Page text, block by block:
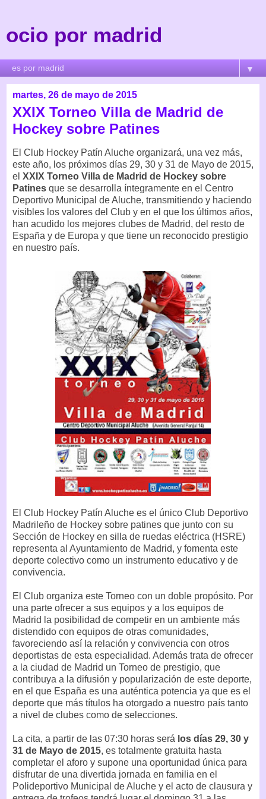
ocio por madrid
▼
martes, 26 de mayo de 2015
XXIX Torneo Villa de Madrid de
Hockey sobre Patines
El Club Hockey Patín Aluche organizará, una vez más,
este año, los próximos días 29, 30 y 31 de Mayo de 2015,
el XXIX Torneo Villa de Madrid de Hockey sobre
Patines que se desarrolla íntegramente en el Centro
Deportivo Municipal de Aluche, transmitiendo y haciendo
visibles los valores del Club y en el que los últimos años,
han acudido los mejores clubes de Madrid, del resto de
España y de Europa y que tiene un reconocido prestigio
en nuestro país.
El Club Hockey Patín Aluche es el único Club Deportivo
Madrileño de Hockey sobre patines que junto con su
Sección de Hockey en silla de ruedas eléctrica (HSRE)
representa al Ayuntamiento de Madrid, y fomenta este
deporte colectivo como un instrumento educativo y de
convivencia.
El Club organiza este Torneo con un doble propósito. Por
una parte ofrecer a sus equipos y a los equipos de
Madrid la posibilidad de competir en un ambiente más
distendido con equipos de otras comunidades,
favoreciendo así la relación y convivencia con otros
deportistas de esta especialidad. Además trata de ofrecer
a la ciudad de Madrid un Torneo de prestigio, que
contribuya a la difusión y popularización de este deporte,
en el que España es una auténtica potencia ya que es el
deporte que más títulos ha otorgado a nuestro país tanto
a nivel de clubes como de selecciones.
La cita, a partir de las 07:30 horas será los días 29, 30 y
31 de Mayo de 2015, es totalmente gratuita hasta
completar el aforo y supone una oportunidad única para
disfrutar de una divertida jornada en familia en el
Polideportivo Municipal de Aluche y el acto de clausura y